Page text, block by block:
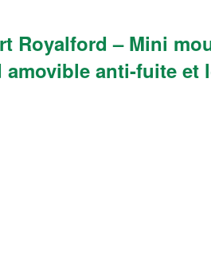
Royalford – Mini
anti-fuite